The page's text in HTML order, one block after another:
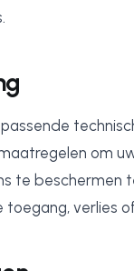
om
te beschermen
verlies